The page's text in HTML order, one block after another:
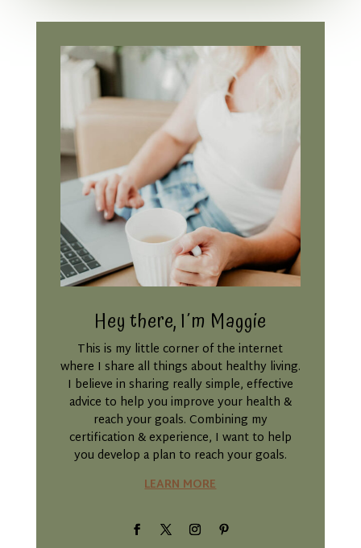
Hey there, I´m Maggie
This is my little corner of the internet
where I share all things about healthy living.
I believe in sharing really simple, effective
advice to help you improve your health &
reach your goals. Combining my
certification & experience, I want to help
you develop a plan to reach your goals.
LEARN MORE